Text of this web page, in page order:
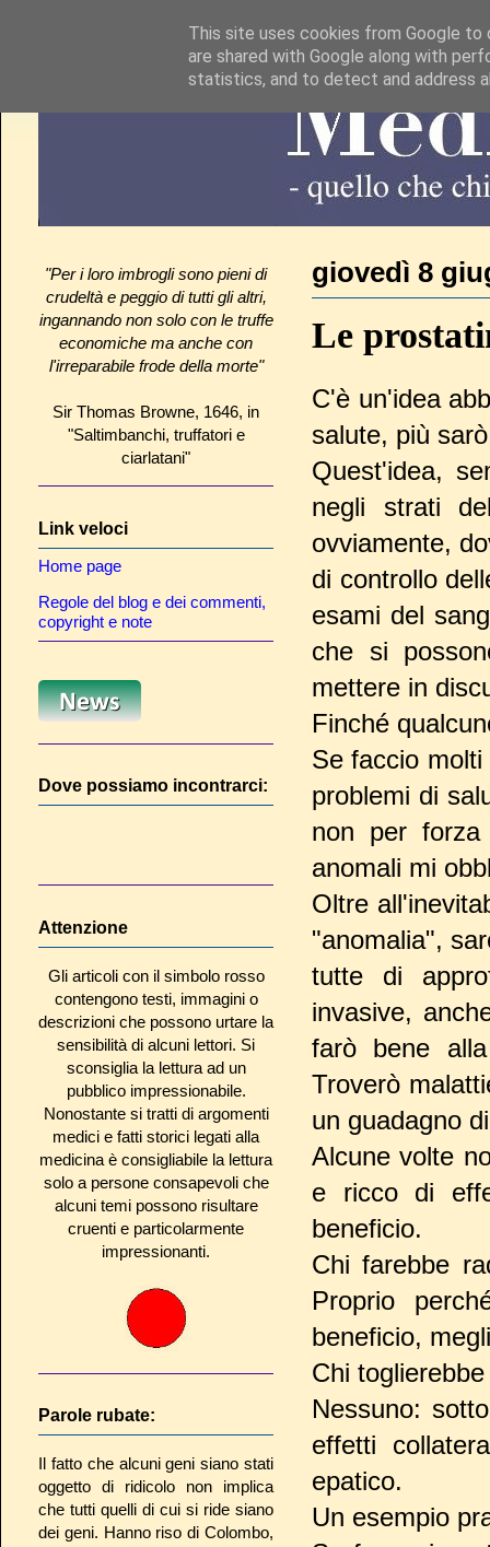
giovedì 8
Le
C'è un'idea
salute, più
Quest'idea,
negli strati
ovviamente,
di controllo
esami del
che si
mettere in
Finché
Se faccio
problemi di
non per
anomali mi
Oltre
"anomalia",
tutte di
invasive,
farò bene
Troverò
un guadagno
Alcune volte
e ricco di
beneficio.
Chi farebbe
Proprio
beneficio,
Chi
Nessuno:
effetti
epatico.
Un esempio
"Per i loro imbrogli sono pieni di
crudeltà e peggio di tutti gli altri,
ingannando non solo con le truffe
economiche ma anche con
l'irreparabile frode della morte"
Sir Thomas Browne, 1646, in
"Saltimbanchi, truffatori e
ciarlatani"
Link veloci
Home page
Regole del blog e dei commenti,
copyright e note
Dove possiamo incontrarci:
Attenzione
Gli articoli con il simbolo rosso
contengono testi, immagini o
descrizioni che possono urtare la
sensibilità di alcuni lettori. Si
sconsiglia la lettura ad un
pubblico impressionabile.
Nonostante si tratti di argomenti
medici e fatti storici legati alla
medicina è consigliabile la lettura
solo a persone consapevoli che
alcuni temi possono risultare
cruenti e particolarmente
impressionanti.
Parole rubate:
Il fatto che alcuni geni siano stati
oggetto di ridicolo non implica
che tutti quelli di cui si ride siano
dei geni. Hanno riso di Colombo,
This site uses cookies from Google to
are shared with Google along with
statistics, and to detect and address